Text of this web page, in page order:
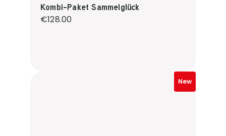
Kombi-Paket Sammelglück
Regular price:
€128.00
New